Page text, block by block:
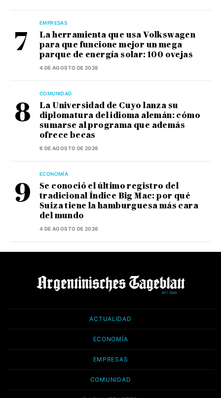
EMPRESAS
La herramienta que usa Volkswagen
para que funcione mejor un mega
parque de energía solar: 100 ovejas
4 DE AGOSTO DE 2026
COMUNIDAD
La Universidad de Cuyo lanza su
diplomatura del idioma alemán: cómo
sumarse al programa que además
ofrece becas
6 DE AGOSTO DE 2026
ECONOMÍA
Se conoció el último registro del
tradicional Índice Big Mac: por qué
Suiza tiene la hamburguesa más cara
del mundo
4 DE AGOSTO DE 2026
ACTUALIDAD
ECONOMÍA
EMPRESAS
COMUNIDAD